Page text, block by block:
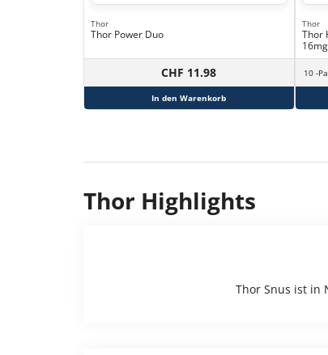
Thor
Thor Power Duo
CHF 11.98
In den Warenkorb
Thor
Thor
16mg
10 -
Thor Highlights
Thor Snus ist in